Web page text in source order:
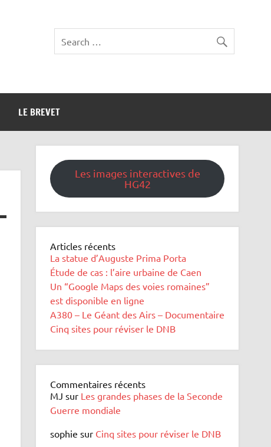
LE BREVET
Les images interactives de
HG42
Articles récents
La statue d’Auguste Prima Porta
Étude de cas : l’aire urbaine de Caen
Un “Google Maps des voies romaines”
est disponible en ligne
A380 – Le Géant des Airs – Documentaire
Cinq sites pour réviser le DNB
Commentaires récents
MJ sur Les grandes phases de la Seconde
Guerre mondiale
sophie sur Cinq sites pour réviser le DNB